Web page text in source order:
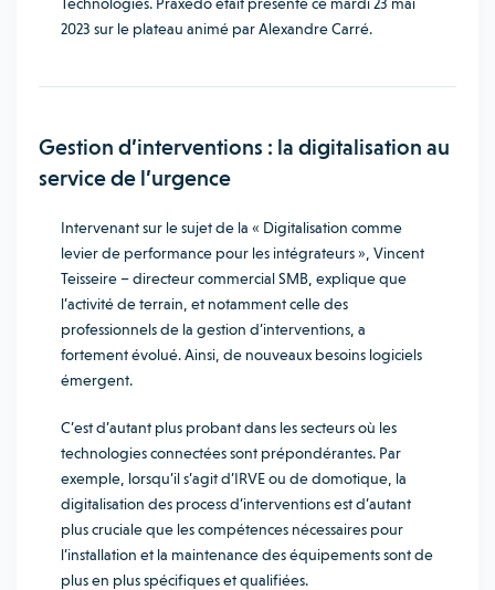
2023 sur le plateau animé par Alexandre Carré.
Gestion d’interventions : la digitalisation au
service de l’urgence
Intervenant sur le sujet de la « Digitalisation comme
levier de performance pour les intégrateurs », Vincent
Teisseire – directeur commercial SMB, explique que
l’activité de terrain, et notamment celle des
professionnels de la gestion d’interventions, a
fortement évolué. Ainsi, de nouveaux besoins logiciels
émergent.
C’est d’autant plus probant dans les secteurs où les
technologies connectées sont prépondérantes. Par
exemple, lorsqu’il s’agit d’IRVE ou de domotique, la
digitalisation des process d’interventions est d’autant
plus cruciale que les compétences nécessaires pour
l’installation et la maintenance des équipements sont de
plus en plus spécifiques et qualifiées.